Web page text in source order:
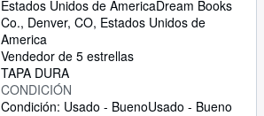
Estados Unidos de AmericaDream Books
Co., Denver, CO, Estados Unidos de
America
Vendedor de 5 estrellas
TAPA DURA
CONDICIÓN
Condición: Usado - BuenoUsado - Bueno